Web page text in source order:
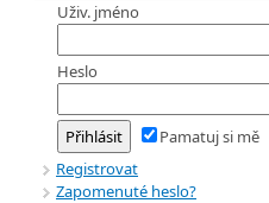
Uživ. jméno
Heslo
Pamatuj si mě
Registrovat
Zapomenuté heslo?